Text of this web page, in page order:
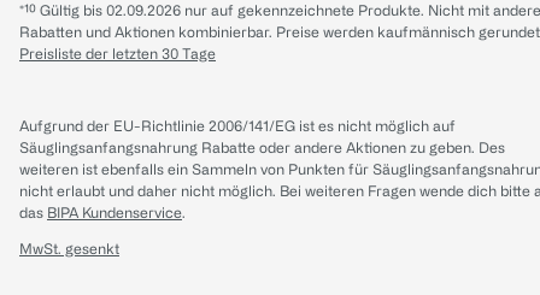
*¹⁰ Gültig bis 02.09.2026 nur auf gekennzeichnete Produkte. Nicht mit
Rabatten und Aktionen kombinierbar. Preise werden kaufmännisch
Preisliste der letzten 30 Tage
Aufgrund der EU-Richtlinie 2006/141/EG ist es nicht möglich auf
Säuglingsanfangsnahrung Rabatte oder andere Aktionen zu geben. Des
weiteren ist ebenfalls ein Sammeln von Punkten für
nicht erlaubt und daher nicht möglich. Bei weiteren Fragen wende dich bitte
das BIPA Kundenservice.
MwSt. gesenkt